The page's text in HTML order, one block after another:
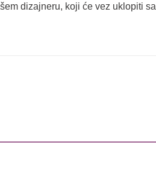
dizajneru, koji će vez uklopiti sa